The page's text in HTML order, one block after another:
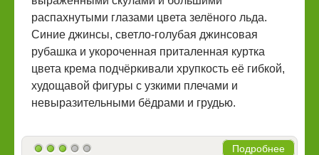
распахнутыми глазами цвета зелёного льда.
Синие джинсы, светло-голубая джинсовая
рубашка и укороченная приталенная куртка
цвета крема подчёркивали хрупкость её гибкой,
худощавой фигуры с узкими плечами и
невыразительными бёдрами и грудью.
Подробнее